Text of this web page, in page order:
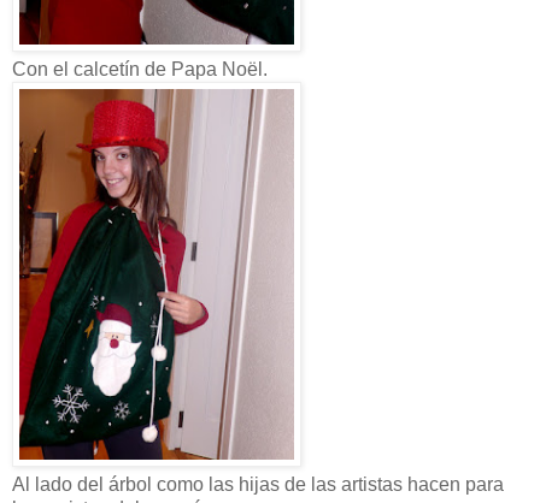
Con el calcetín de Papa Noël.
Al lado del árbol como las hijas de las artistas hacen para